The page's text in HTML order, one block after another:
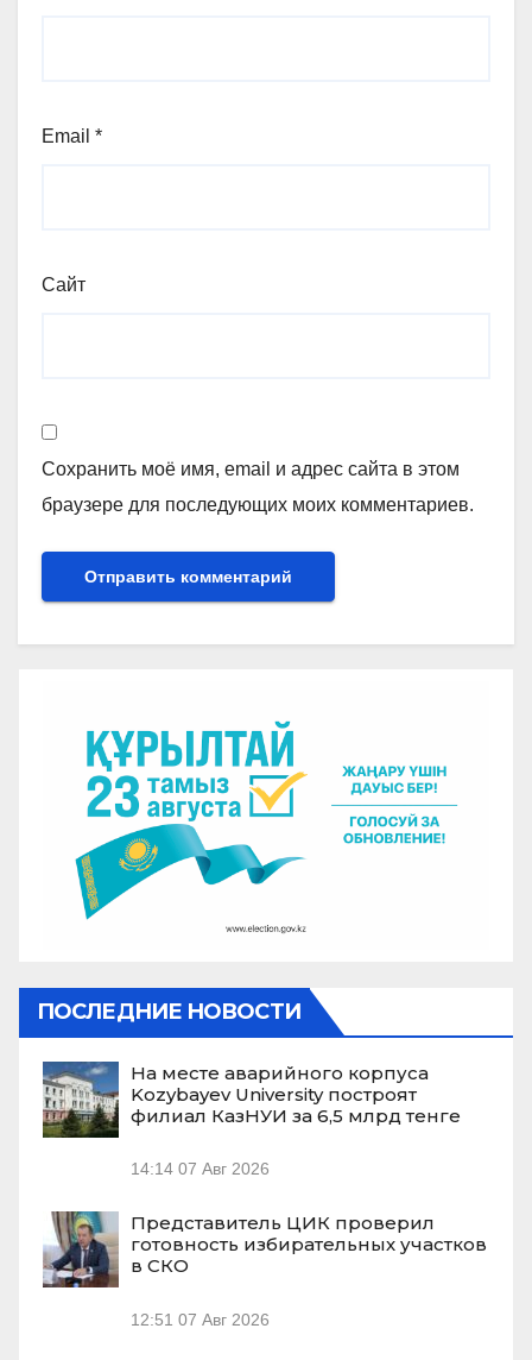
Email *
Сайт
Сохранить моё имя, email и адрес сайта в этом
браузере для последующих моих комментариев.
ПОСЛЕДНИЕ НОВОСТИ
На месте аварийного корпуса
Kozybayev University построят
филиал КазНУИ за 6,5 млрд тенге
14:14 07 Авг 2026
Представитель ЦИК проверил
готовность избирательных участков
в СКО
12:51 07 Авг 2026